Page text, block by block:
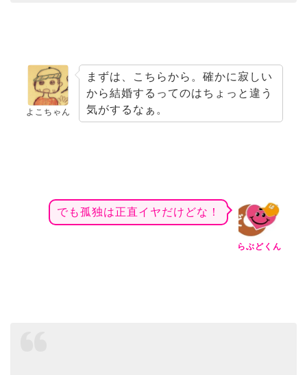
よこちゃん
まずは、こちらから。確かに寂しい
から結婚するってのはちょっと違う
気がするなぁ。
らぶどくん
でも孤独は正直イヤだけどな！